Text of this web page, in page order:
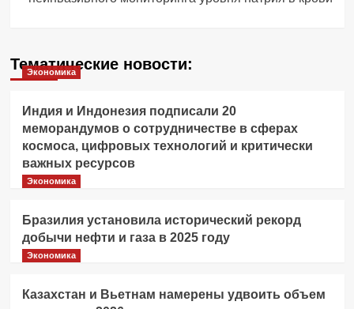
Тематические новости:
Экономика
Индия и Индонезия подписали 20
меморандумов о сотрудничестве в сферах
космоса, цифровых технологий и критически
важных ресурсов
Экономика
Бразилия установила исторический рекорд
добычи нефти и газа в 2025 году
Экономика
Казахстан и Вьетнам намерены удвоить объем